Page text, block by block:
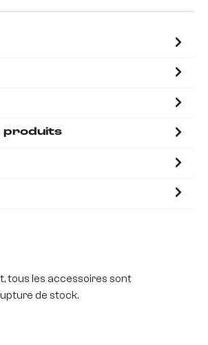
produits
tous les accessoires sont
de stock.